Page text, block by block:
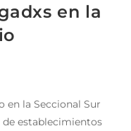
en la
en la Seccional Sur
establecimientos